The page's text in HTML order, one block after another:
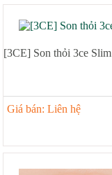
[3CE] Son thỏi 3ce
Giá bán: Liên hệ